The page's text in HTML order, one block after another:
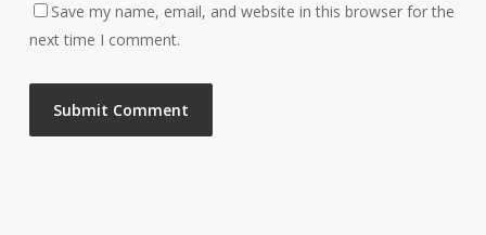
Save my name, email, and website in this browser for the
next time I comment.